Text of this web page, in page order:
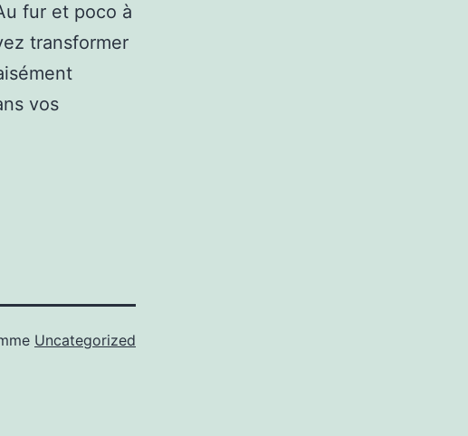
fur et poco à
transformer
vos
Uncategorized